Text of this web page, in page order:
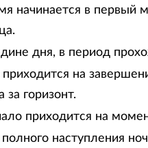
начинается в первый
дня, в период
на
за горизонт.
приходится на
наступления